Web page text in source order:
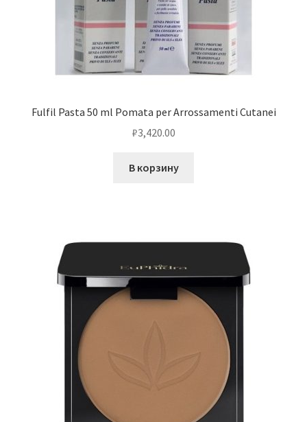
Fulfil Pasta 50 ml Pomata per Arrossamenti Cutanei
₽3,420.00
В корзину